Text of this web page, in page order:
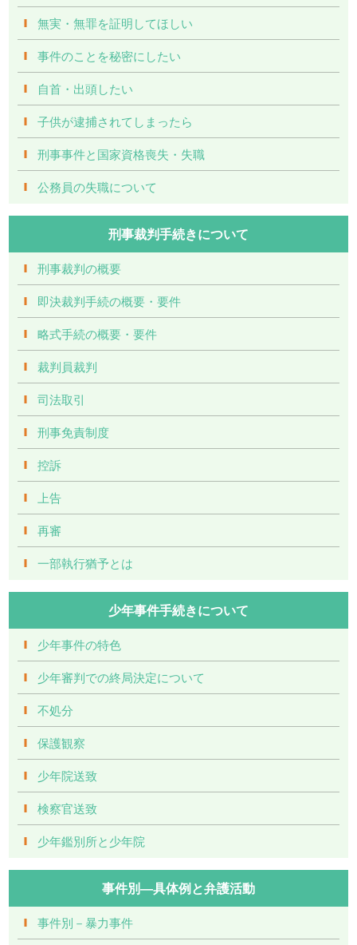
無実・無罪を証明してほしい
事件のことを秘密にしたい
自首・出頭したい
子供が逮捕されてしまったら
刑事事件と国家資格喪失・失職
公務員の失職について
刑事裁判手続きについて
刑事裁判の概要
即決裁判手続の概要・要件
略式手続の概要・要件
裁判員裁判
司法取引
刑事免責制度
控訴
上告
再審
一部執行猶予とは
少年事件手続きについて
少年事件の特色
少年審判での終局決定について
不処分
保護観察
少年院送致
検察官送致
少年鑑別所と少年院
事件別―具体例と弁護活動
事件別－暴力事件